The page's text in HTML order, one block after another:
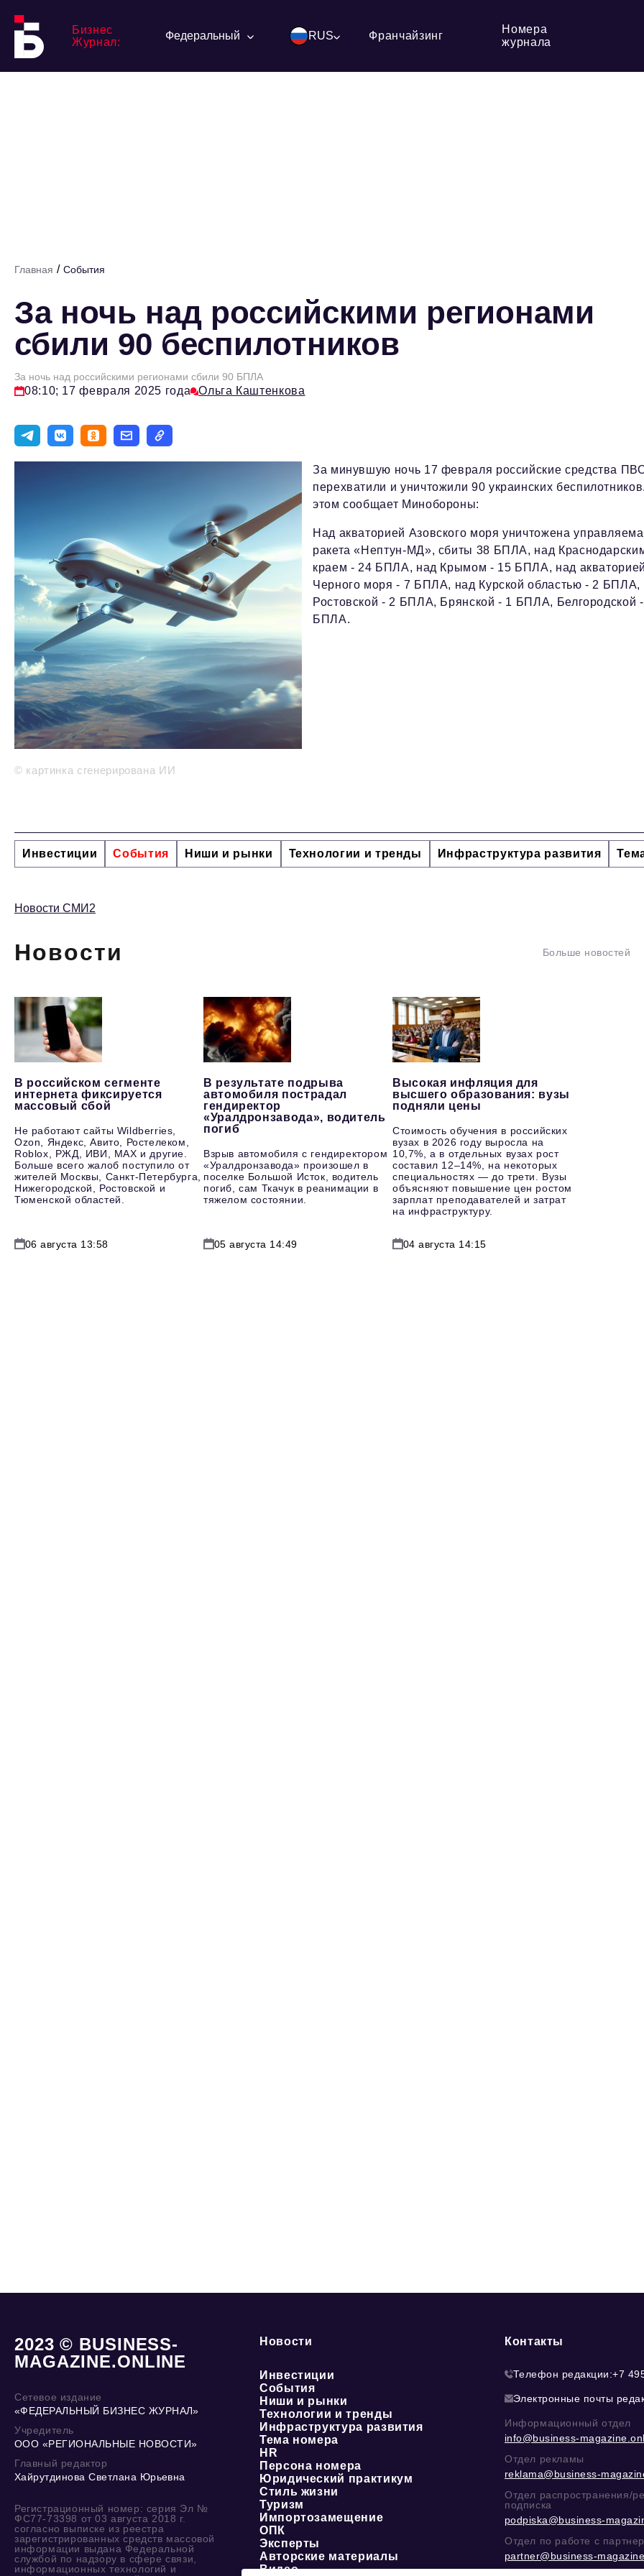
Бизнес
Журнал:
Федеральный RUS Франчайзинг
Номера
журнала
Главная / События
За ночь над российскими регионами
сбили 90 беспилотников
За ночь над российскими регионами сбили 90 БПЛА
08:10; 17 февраля 2025 года Ольга Каштенкова
© картинка сгенерирована ИИ
За минувшую ночь 17 февраля российские средства
перехватили и уничтожили 90 украинских
этом сообщает Минобороны:
Над акваторией Азовского моря уничтожена
ракета «Нептун-МД», сбиты 38 БПЛА, над
краем - 24 БПЛА, над Крымом - 15 БПЛА, над акваторией
Черного моря - 7 БПЛА, над Курской областью - 2 БПЛА,
Ростовской - 2 БПЛА, Брянской - 1 БПЛА, Белгородской
БПЛА.
Инвестиции События Ниши и рынки Технологии и тренды Инфраструктура развития
Новости СМИ2
Новости Больше новостей
В российском сегменте
интернета фиксируется
массовый сбой
Не работают сайты Wildberries,
Ozon, Яндекс, Авито, Ростелеком,
Roblox, РЖД, ИВИ, MAX и другие.
Больше всего жалоб поступило от
жителей Москвы, Санкт-Петербурга,
Нижегородской, Ростовской и
Тюменской областей.
06 августа 13:58
В результате подрыва
автомобиля пострадал
гендиректор
«Уралдронзавода», водитель
погиб
Взрыв автомобиля с гендиректором
«Уралдронзавода» произошел в
поселке Большой Исток, водитель
погиб, сам Ткачук в реанимации в
тяжелом состоянии.
05 августа 14:49
Высокая инфляция для
высшего образования: вузы
подняли цены
Стоимость обучения в российских
вузах в 2026 году выросла на
10,7%, а в отдельных вузах рост
составил 12–14%, на некоторых
специальностях — до трети. Вузы
объясняют повышение цен ростом
зарплат преподавателей и затрат
на инфраструктуру.
04 августа 14:15
2023 © BUSINESS-
MAGAZINE.ONLINE
Сетевое издание
«ФЕДЕРАЛЬНЫЙ БИЗНЕС ЖУРНАЛ»
Учредитель
ООО «РЕГИОНАЛЬНЫЕ НОВОСТИ»
Главный редактор
Хайрутдинова Светлана Юрьевна
Регистрационный номер: серия Эл №
ФС77-73398 от 03 августа 2018 г.
согласно выписке из реестра
зарегистрированных средств массовой
информации выдана Федеральной
службой по надзору в сфере связи,
информационных технологий и
Новости
Инвестиции
События
Ниши и рынки
Технологии и тренды
Инфраструктура развития
Тема номера
HR
Персона номера
Юридический практикум
Стиль жизни
Туризм
Импортозамещение
ОПК
Эксперты
Авторские материалы
Видео
Контакты
Телефон редакции:+7
Электронные почты
Информационный отдел
info@business-
Отдел рекламы
reklama@business-
Отдел распространения/
подписка
podpiska@business-
Отдел по работе с
partner@business-